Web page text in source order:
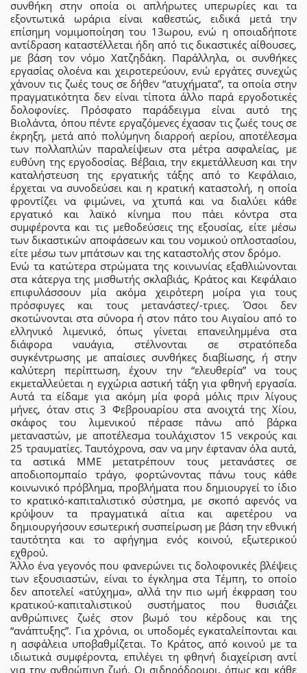
συνθήκη στην οποία οι απλήρωτες υπερωρίες και τα
εξοντωτικά ωράρια είναι καθεστώς, ειδικά μετά την
επίσημη νομιμοποίηση του 13ωρου, ενώ η οποιαδήποτε
αντίδραση καταστέλλεται ήδη από τις δικαστικές αίθουσες,
με βάση τον νόμο Χατζηδάκη. Παράλληλα, οι συνθήκες
εργασίας ολοένα και χειροτερεύουν, ενώ εργάτες συνεχώς
χάνουν τις ζωές τους σε δήθεν “ατυχήματα”, τα οποία στην
πραγματικότητα δεν είναι τίποτα άλλο παρά εργοδοτικές
δολοφονίες. Πρόσφατο παράδειγμα είναι αυτό της
Βιολάντα, όπου πέντε εργαζόμενες έχασαν τις ζωές τους σε
έκρηξη, μετά από πολύμηνη διαρροή αερίου, αποτέλεσμα
των πολλαπλών παραλείψεων στα μέτρα ασφαλείας, με
ευθύνη της εργοδοσίας. Βέβαια, την εκμετάλλευση και την
καταλήστευση της εργατικής τάξης από το Κεφάλαιο,
έρχεται να συνοδεύσει και η κρατική καταστολή, η οποία
φροντίζει να φιμώνει, να χτυπά και να διαλύει κάθε
εργατικό και λαϊκό κίνημα που πάει κόντρα στα
συμφέροντα και τις μεθοδεύσεις της εξουσίας, είτε μέσω
των δικαστικών αποφάσεων και του νομικού οπλοστασίου,
είτε μέσω των μπάτσων και της καταστολής στον δρόμο.
Ενώ τα κατώτερα στρώματα της κοινωνίας εξαθλιώνονται
στα κάτεργα της μισθωτής σκλαβιάς, Κράτος και Κεφάλαιο
επιφυλάσσουν μία ακόμα χειρότερη μοίρα για τους
πρόσφυγες και τους μετανάστες/-τριες. Όσοι δεν
σκοτώνονται στα σύνορα ή στον πάτο του Αιγαίου από το
ελληνικό λιμενικό, όπως γίνεται επανειλημμένα στα
διάφορα ναυάγια, στέλνονται σε στρατόπεδα
συγκέντρωσης με απαίσιες συνθήκες διαβίωσης, ή στην
καλύτερη περίπτωση, έχουν την “ελευθερία” να τους
εκμεταλλεύεται η εγχώρια αστική τάξη για φθηνή εργασία.
Αυτά τα είδαμε για ακόμη μία φορά μόλις πριν λίγους
μήνες, όταν στις 3 Φεβρουαρίου στα ανοιχτά της Χίου,
σκάφος του λιμενικού πέρασε πάνω από βάρκα
μεταναστών, με αποτέλεσμα τουλάχιστον 15 νεκρούς και
25 τραυματίες. Ταυτόχρονα, σαν να μην έφταναν όλα αυτά,
τα αστικά ΜΜΕ μετατρέπουν τους μετανάστες σε
αποδιοπομπαίο τράγο, φορτώνοντας πάνω τους κάθε
κοινωνικό πρόβλημα, προβλήματα που δημιουργεί το ίδιο
το κρατικό-καπιταλιστικό σύστημα, με σκοπό αφενός να
κρύψουν τα πραγματικά αίτια και αφετέρου να
δημιουργήσουν εσωτερική συσπείρωση με βάση την εθνική
ταυτότητα και το αφήγημα ενός κοινού, εξωτερικού
εχθρού.
Άλλο ένα γεγονός που φανερώνει τις δολοφονικές βλέψεις
των εξουσιαστών, είναι το έγκλημα στα Τέμπη, το οποίο
δεν αποτελεί «ατύχημα», αλλά την πιο ωμή έκφραση του
κρατικού-καπιταλιστικού συστήματος που θυσιάζει
ανθρώπινες ζωές στον βωμό του κέρδους και της
“ανάπτυξης”. Για χρόνια, οι υποδομές εγκαταλείπονται και
η ασφάλεια υποβαθμίζεται. Το Κράτος, από κοινού με τα
ιδιωτικά συμφέροντα, επιλέγει τη φθηνή διαχείριση αντί
για την ανθρώπινη ζωή. Οι σιδηρόδρομοι, όπως και κάθε